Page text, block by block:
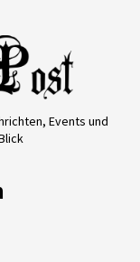
Events und